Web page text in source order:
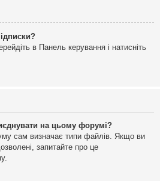
в Панель керування і натисніть
на цьому форумі?
сам визначає типи файлів. Якщо ви
запитайте про це